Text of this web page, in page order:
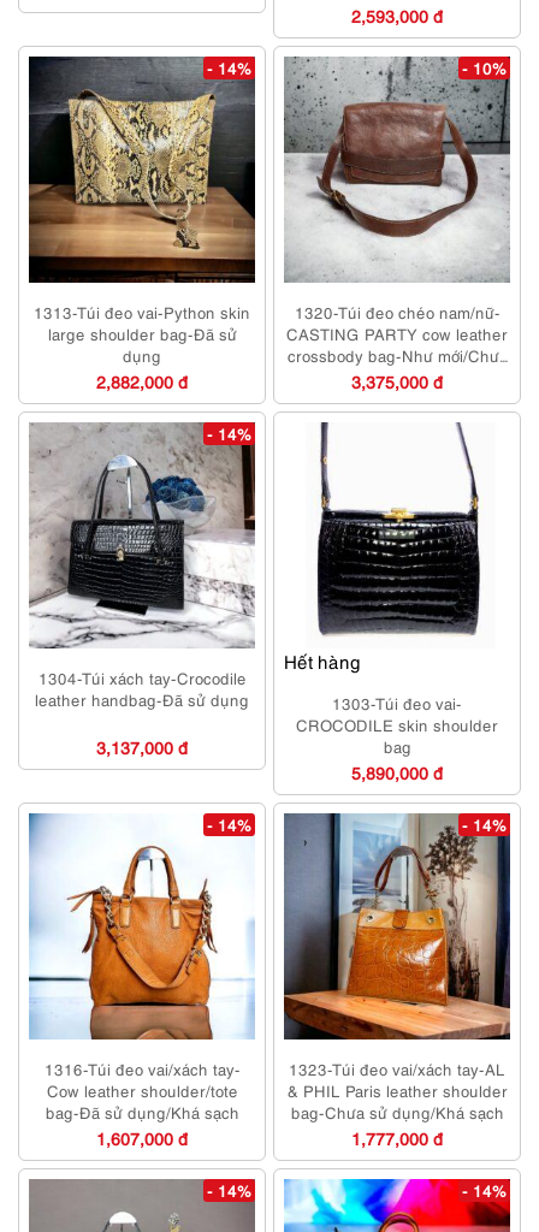
2,593,000 đ
- 14%
1313-Túi đeo vai-Python skin
large shoulder bag-Đã sử
dụng
2,882,000 đ
- 10%
1320-Túi đeo chéo nam/nữ-
CASTING PARTY cow leather
crossbody bag-Như mới/Chưa
sử dụng
3,375,000 đ
- 14%
1304-Túi xách tay-Crocodile
leather handbag-Đã sử dụng
3,137,000 đ
Hết hàng
1303-Túi đeo vai-
CROCODILE skin shoulder
bag
5,890,000 đ
- 14%
1316-Túi đeo vai/xách tay-
Cow leather shoulder/tote
bag-Đã sử dụng/Khá sạch
1,607,000 đ
- 14%
1323-Túi đeo vai/xách tay-AL
& PHIL Paris leather shoulder
bag-Chưa sử dụng/Khá sạch
1,777,000 đ
- 14% - 14%